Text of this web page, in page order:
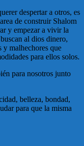
despertar a otros, es
de construir Shalom
y empezar a vivir la
al dios dinero,
y malhechores que
para ellos solos.
para nosotros junto
belleza, bondad,
para que la misma